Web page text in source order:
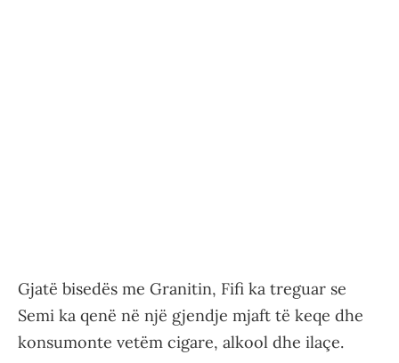
Gjatë bisedës me Granitin, Fifi ka treguar se
Semi ka qenë në një gjendje mjaft të keqe dhe
konsumonte vetëm cigare, alkool dhe ilaçe.